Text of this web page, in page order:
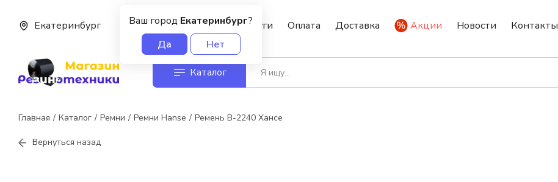
Ваш город Екатеринбург?
Да
Нет
Екатеринбург О нас Услуги Оплата Доставка Акции Новости Контакты
Каталог
Главная Каталог Ремни Ремни Hanse Ремень В-2240 Хансе
Вернуться назад